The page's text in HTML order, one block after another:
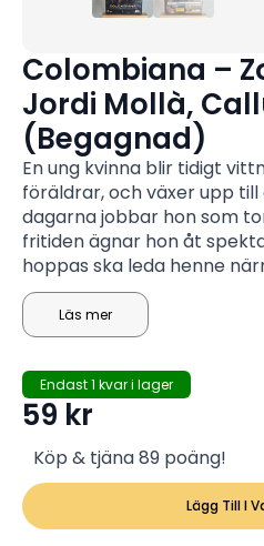
Colombiana –
Jordi Mollà,
(Begagnad)
En ung kvinna blir tidigt
föräldrar, och växer upp till
dagarna jobbar hon som
fritiden ägnar hon åt
hoppas ska leda henne
mål: mannen som
Läs mer
Endast 1 kvar i lager
59 kr
Köp & tjäna 89 poäng!
Lägg Till I